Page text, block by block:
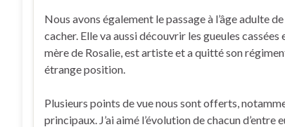
Nous avons également le passage à l’âge adulte
cacher. Elle va aussi découvrir les gueules
mère de Rosalie, est artiste et a quitté son
étrange position.
Plusieurs points de vue nous sont offerts,
principaux. J’ai aimé l’évolution de chacun